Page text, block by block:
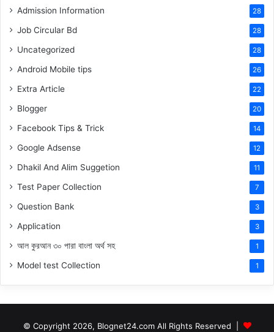
Admission Information 28
Job Circular Bd 28
Uncategorized 28
Android Mobile tips 26
Extra Article 22
Blogger 20
Facebook Tips & Trick 14
Google Adsense 12
Dhakil And Alim Suggetion 11
Test Paper Collection 7
Question Bank 3
Application 3
আল কুরআন ৩০ পারা বাংলা অর্থ সহ 1
Model test Collection 1
© Copyright 2026, Blognet24.com All Rights Reserved |